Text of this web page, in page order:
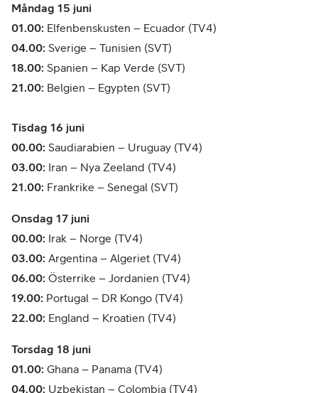
Måndag 15 juni
01.00: Elfenbenskusten – Ecuador (TV4)
04.00: Sverige – Tunisien (SVT)
18.00: Spanien – Kap Verde (SVT)
21.00: Belgien – Egypten (SVT)
Tisdag 16 juni
00.00: Saudiarabien – Uruguay (TV4)
03.00: Iran – Nya Zeeland (TV4)
21.00: Frankrike – Senegal (SVT)
Onsdag 17 juni
00.00: Irak – Norge (TV4)
03.00: Argentina – Algeriet (TV4)
06.00: Österrike – Jordanien (TV4)
19.00: Portugal – DR Kongo (TV4)
22.00: England – Kroatien (TV4)
Torsdag 18 juni
01.00: Ghana – Panama (TV4)
04.00: Uzbekistan – Colombia (TV4)